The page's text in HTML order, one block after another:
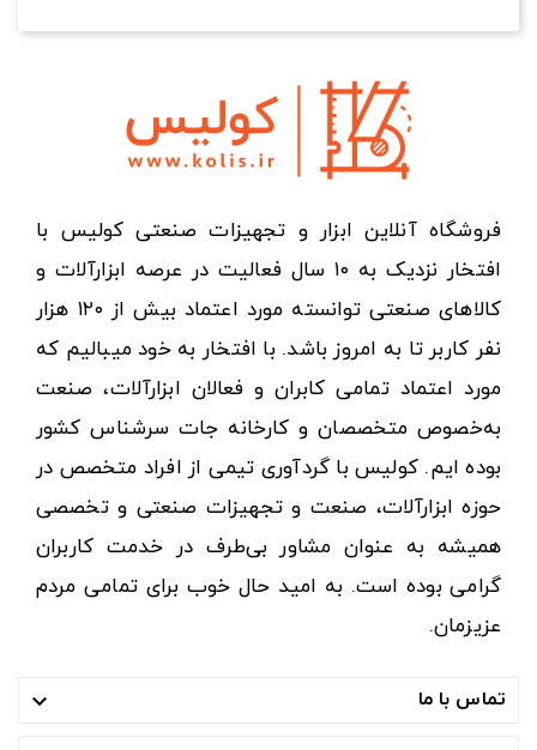
فروشگاه آنلاین ابزار و تجهیزات صنعتی کولیس با
افتخار نزدیک به ۱۰ سال فعالیت در عرصه ابزارآلات و
کالاهای صنعتی توانسته مورد اعتماد بیش از ۱۲۰ هزار
نفر کاربر تا به امروز باشد. با افتخار به خود میبالیم که
مورد اعتماد تمامی کابران و فعالان ابزارآلات، صنعت
به‌خصوص متخصصان و کارخانه جات سرشناس کشور
بوده ایم. کولیس با گردآوری تیمی از افراد متخصص در
حوزه ابزارآلات، صنعت و تجهیزات صنعتی و تخصصی
همیشه به عنوان مشاور بی‌طرف در خدمت کاربران
گرامی بوده است. به امید حال خوب برای تمامی مردم
عزیزمان.
تماس با ما 